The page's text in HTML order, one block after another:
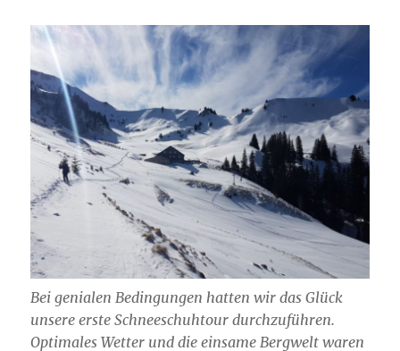
Bei genialen Bedingungen hatten wir das Glück
unsere erste Schneeschuhtour durchzuführen.
Optimales Wetter und die einsame Bergwelt waren